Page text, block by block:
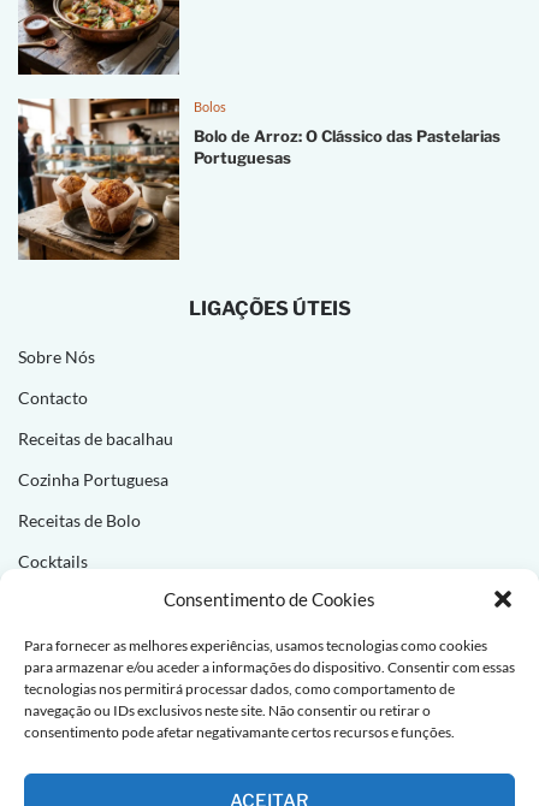
Consentimento de Cookies
Para fornecer as melhores experiências, usamos tecnologias como cookies
para armazenar e/ou aceder a informações do dispositivo. Consentir com essas
tecnologias nos permitirá processar dados, como comportamento de
navegação ou IDs exclusivos neste site. Não consentir ou retirar o
consentimento pode afetar negativamante certos recursos e funções.
ACEITAR
Bolos
Bolo de Arroz: O Clássico das Pastelarias
Portuguesas
LIGAÇÕES ÚTEIS
Sobre Nós
Contacto
Receitas de bacalhau
Cozinha Portuguesa
Receitas de Bolo
Cocktails
Subscreva e receba novas receitas todas as semanas!